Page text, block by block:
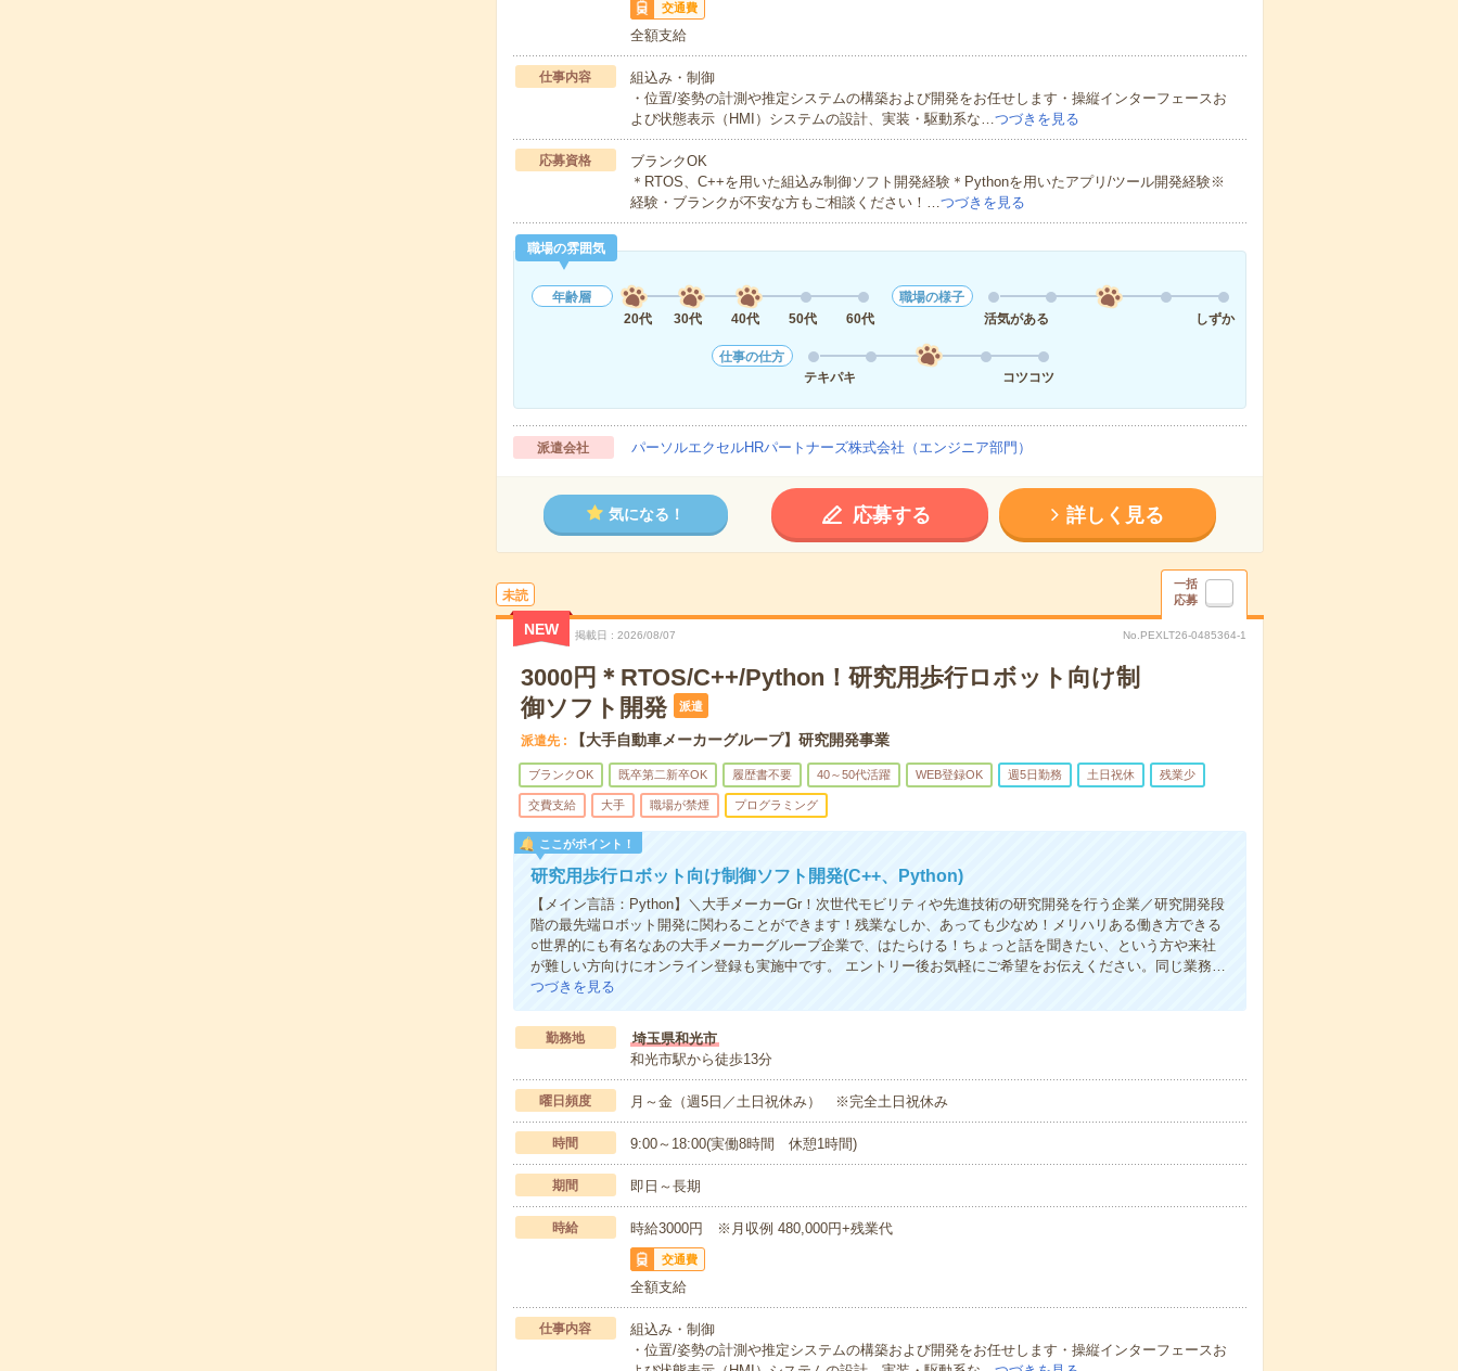
交通費
全額支給
仕事内容
組込み・制御
・位置/姿勢の計測や推定システムの構築および開発をお任せします・操縦インターフェースお
よび状態表示（HMI）システムの設計、実装・駆動系な…つづきを見る
応募資格
ブランクOK
＊RTOS、C++を用いた組込み制御ソフト開発経験＊Pythonを用いたアプリ/ツール開発経験※
経験・ブランクが不安な方もご相談ください！…つづきを見る
職場の雰囲気
年齢層
20代
30代 40代 50代 60代
職場の様子
活気がある
しずか
仕事の仕方
テキパキ
コツコツ
派遣会社 パーソルエクセルHRパートナーズ株式会社（エンジニア部門）
気になる！ 応募する 詳しく見る
未読
一括
応募
NEW 掲載日 2026/08/07 No.PEXLT26-0485364-1
3000円＊RTOS/C++/Python！研究用歩行ロボット向け制
御ソフト開発
派遣
派遣先 【大手自動車メーカーグループ】研究開発事業
ブランクOK 既卒第二新卒OK 履歴書不要 40～50代活躍 WEB登録OK 週5日勤務 土日祝休 残業少
交費支給 大手 職場が禁煙 プログラミング
ここがポイント！
研究用歩行ロボット向け制御ソフト開発(C++、Python)
【メイン言語：Python】＼大手メーカーGr！次世代モビリティや先進技術の研究開発を行う企業／研究開発段
階の最先端ロボット開発に関わることができます！残業なしか、あっても少なめ！メリハリある働き方できる
○世界的にも有名なあの大手メーカーグループ企業で、はたらける！ちょっと話を聞きたい、という方や来社
が難しい方向けにオンライン登録も実施中です。 エントリー後お気軽にご希望をお伝えください。同じ業務…
つづきを見る
勤務地
埼玉県和光市
和光市駅から徒歩13分
曜日頻度 月～金（週5日／土日祝休み） ※完全土日祝休み
時間 9:00～18:00(実働8時間 休憩1時間)
期間 即日～長期
時給 時給3000円 ※月収例 480,000円+残業代
交通費
全額支給
仕事内容
組込み・制御
・位置/姿勢の計測や推定システムの構築および開発をお任せします・操縦インターフェースお